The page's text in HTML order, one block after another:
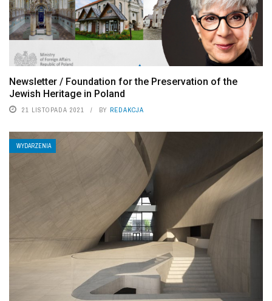
Newsletter / Foundation for the Preservation of the
Jewish Heritage in Poland
21 LISTOPADA 2021 BY REDAKCJA
WYDARZENIA